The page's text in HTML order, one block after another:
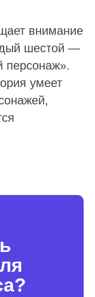
внимание
шестой —
персонаж».
умеет